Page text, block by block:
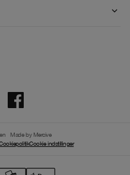
Made by Mercive
Cookie indstillinger